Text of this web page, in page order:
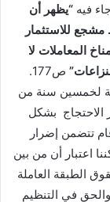
فيه “يظهر أن
للاستثمار
المعاملات لا
”
ص177.
لخمسين سنة من
الاحتجاج بشكل
تتضمن إضرار
اعتبار أن من بين
الطبقة العاملة
والحق في التنظيم